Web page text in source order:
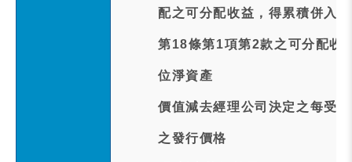
配之可分配收益，得累積併入
第18條第1項第2款之可分配收
位淨資產
價值減去經理公司決定之每受
之發行價格